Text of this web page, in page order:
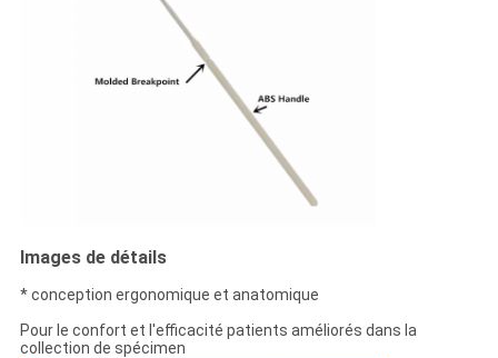
Images de détails
* conception ergonomique et anatomique
Pour le confort et l'efficacité patients améliorés dans la
collection de spécimen